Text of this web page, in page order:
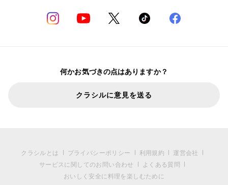
何かお気づきの点はありますか？
クラシルに意見を送る
クラシルとは プライバシーポリシー 利用規約
運営会社
サービスに関してのお問い合わせ
よくある質問
おいしく安全に料理を楽しむために